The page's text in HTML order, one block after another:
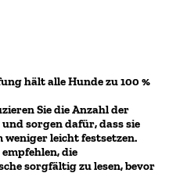
hält alle Hunde zu 100 %
Sie die Anzahl der
sorgen dafür, dass sie
leicht festsetzen.
die
sorgfältig zu lesen, bevor